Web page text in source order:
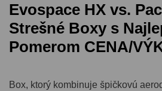
Evospace HX vs.
Strešné Boxy s
Pomerom CENA/
Box, ktorý kombinuje špičkovú